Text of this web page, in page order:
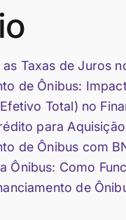
Taxas de Juros
de Ônibus:
Total) no
para
de Ônibus com
Ônibus: Como
de